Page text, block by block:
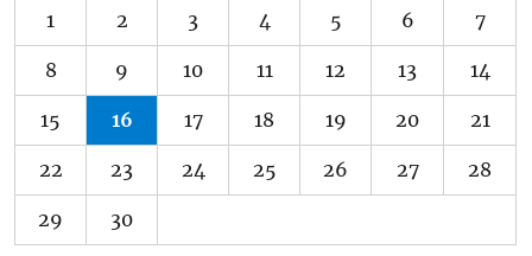
1 2 3 4 5 6 7
8 9 10 11 12 13 14
15 16 17 18 19 20 21
22 23 24 25 26 27 28
29 30